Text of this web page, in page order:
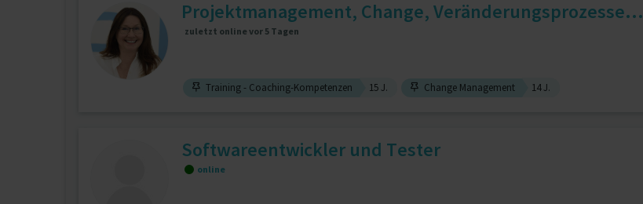
Projektmanagement, Change, Veränderungsprozesse...
zuletzt online vor 5 Tagen
Training - Coaching-Kompetenzen 15 J. Change Management 14 J.
Softwareentwickler und Tester
online